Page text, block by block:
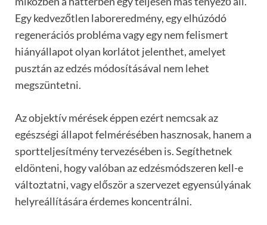
Egy kedvezőtlen laboreredmény, egy elhúzódó
regenerációs probléma vagy egy nem felismert
hiányállapot olyan korlátot jelenthet, amelyet
pusztán az edzés módosításával nem lehet
megszüntetni.
Az objektív mérések éppen ezért nemcsak az
egészségi állapot felmérésében hasznosak, hanem a
sportteljesítmény tervezésében is. Segíthetnek
eldönteni, hogy valóban az edzésmódszeren kell-e
változtatni, vagy először a szervezet egyensúlyának
helyreállítására érdemes koncentrálni.